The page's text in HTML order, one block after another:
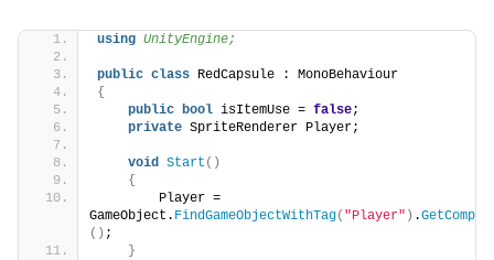
using UnityEngine;
public class RedCapsule : MonoBehaviour
{
public
bool isItemUse = false;
private SpriteRenderer Player;
void Start ()
{
        Player =
GameObject. FindGameObjectWithTag( "Player" ) .
() ;
}